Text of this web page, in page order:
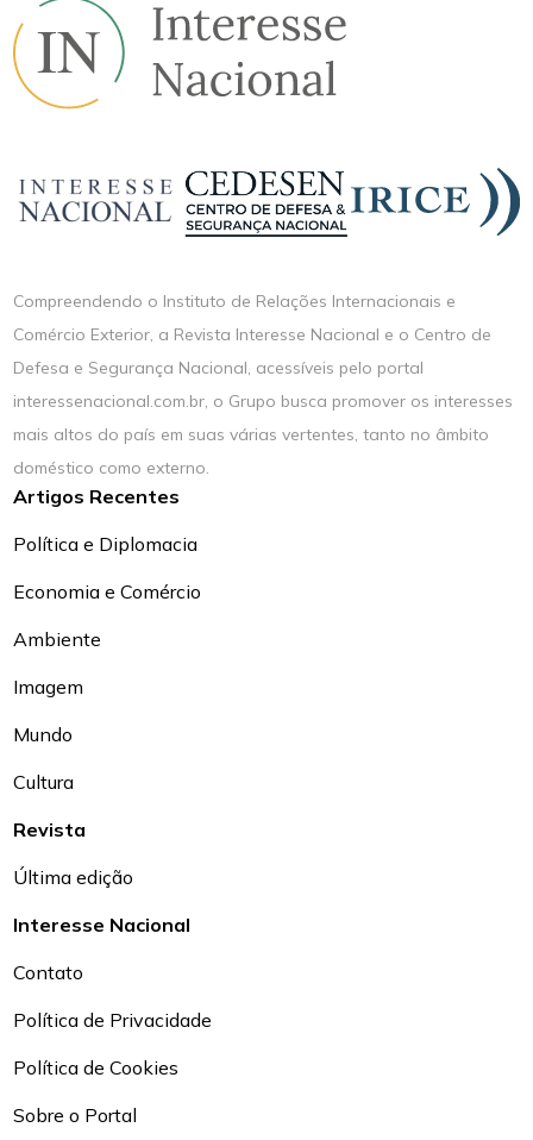
Compreendendo o Instituto de Relações Internacionais e
Comércio Exterior, a Revista Interesse Nacional e o Centro de
Defesa e Segurança Nacional, acessíveis pelo portal
interessenacional.com.br, o Grupo busca promover os interesses
mais altos do país em suas várias vertentes, tanto no âmbito
doméstico como externo.
Artigos Recentes
Política e Diplomacia
Economia e Comércio
Ambiente
Imagem
Mundo
Cultura
Revista
Última edição
Interesse Nacional
Contato
Política de Privacidade
Política de Cookies
Sobre o Portal